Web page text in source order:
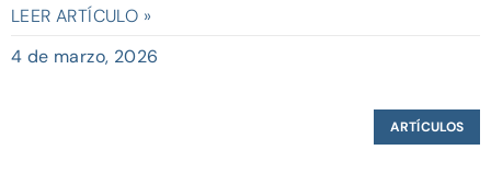
LEER ARTÍCULO »
4 de marzo, 2026
ARTÍCULOS